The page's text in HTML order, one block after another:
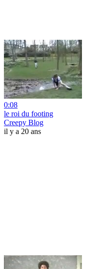
0:08
le roi du footing
Creepy Blog
il y a 20 ans